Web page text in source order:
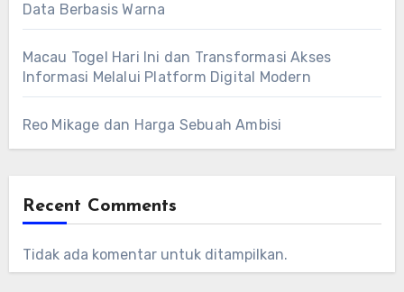
Data Berbasis Warna
Macau Togel Hari Ini dan Transformasi Akses
Informasi Melalui Platform Digital Modern
Reo Mikage dan Harga Sebuah Ambisi
Recent Comments
Tidak ada komentar untuk ditampilkan.